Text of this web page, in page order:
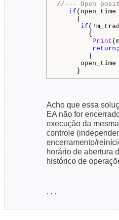
//--- Open
if
{
if
{
Print
return ;
}
open_time
Acho que essa
EA não for
execução da
controle
encerramento/
horário de abertura
histórico de
. . .